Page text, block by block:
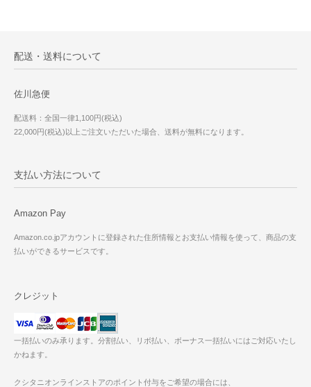
配送・送料について
佐川急便
配送料：全国一律1,100円(税込)
22,000円(税込)以上ご注文いただいた場合、送料が無料になります。
支払い方法について
Amazon Pay
Amazon.co.jpアカウントに登録された住所情報とお支払い情報を使って、商品の支
払いができるサービスです。
クレジット
一括払いのみ承ります。分割払い、リボ払い、ボーナス一括払いにはご対応いたし
かねます。
クシタニオンラインストアのポイント付与をご希望の場合には、